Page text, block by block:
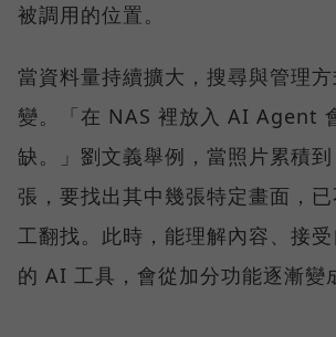
被調用的位置。
當資料量持續擴大，搜尋與管理
變。「在 NAS 裡放入 AI Agent
缺。」劉文義舉例，當照片累積
張，要找出其中幾張特定畫面，
工翻找。此時，能理解內容、接
的 AI 工具，會從加分功能逐漸變